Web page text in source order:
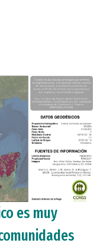
es muy